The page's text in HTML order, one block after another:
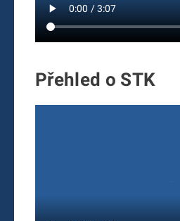
Přehled o STK